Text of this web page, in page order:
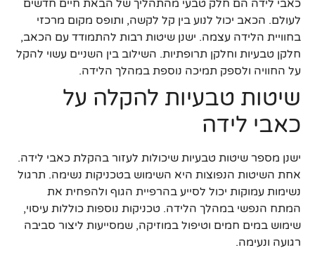
כאבי לידה הם חלק טבעי מהתהליך של הבאת חיים חדשים
לעולם. הכאב יכול לנוע בין קל לקשה, ותופס מקום מרכזי
בחוויית הלידה עצמה. ישנן שיטות רבות להתמודד עם הכאב,
חלקן טבעיות וחלקן תרופתיות. השילוב בין השניים עשוי להקל
על החוויה ולספק תמיכה נוספת במהלך הלידה.
שיטות טבעיות להקלה על
כאבי לידה
ישנן מספר שיטות טבעיות שיכולות לעזור בהקלת כאבי לידה.
אחת השיטות הנפוצות היא השימוש בטכניקות נשימה. תרגול
נשימות עמוקות יכול לסייע בהרפיית הגוף ולהפחית את
המתח הנפשי במהלך הלידה. טכניקות נוספות כוללות עיסוי,
שימוש במים חמים וטיפול במוזיקה, שמסייעות ליצור סביבה
רגועה ונעימה.